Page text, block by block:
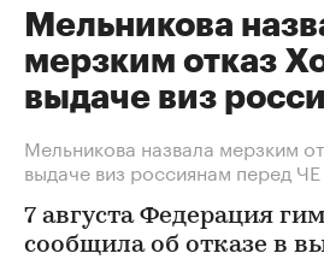
Мельникова
мерзким отказ
выдаче виз
Мельникова назвала мерзким
выдаче виз россиянам перед ЧЕ
7 августа Федерация
сообщила об отказе в